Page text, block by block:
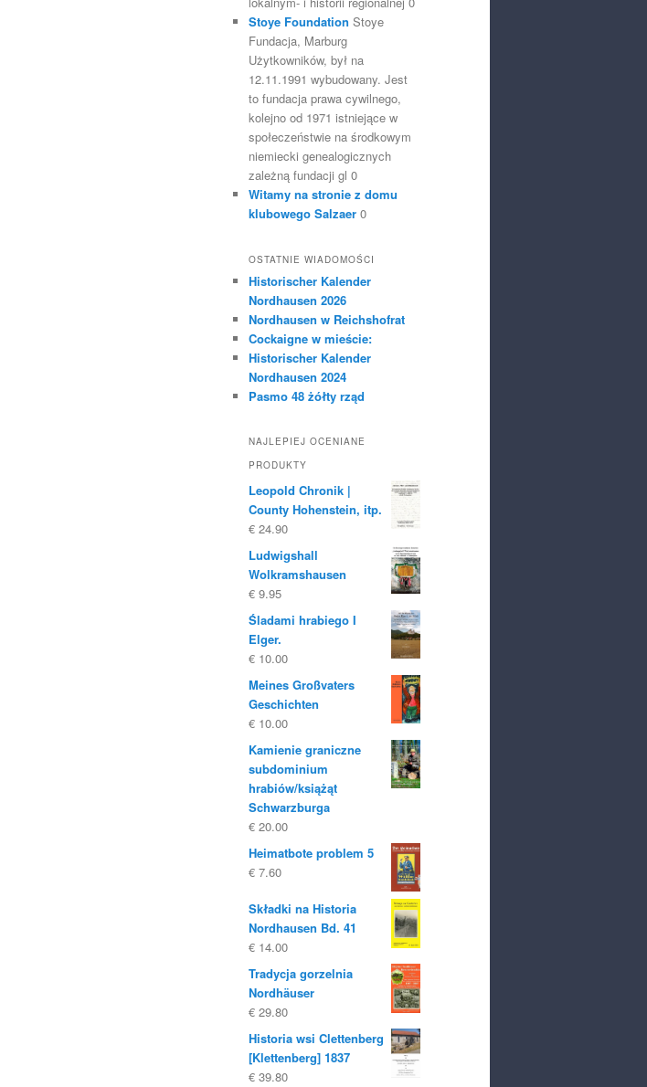
Stoye Foundation Stoye
Fundacja, Marburg
Użytkowników, był na
12.11.1991 wybudowany. Jest
to fundacja prawa cywilnego,
kolejno od 1971 istniejące w
społeczeństwie na środkowym
niemiecki genealogicznych
zależną fundacji gl 0
Witamy na stronie z domu
klubowego Salzaer 0
OSTATNIE WIADOMOŚCI
Historischer Kalender
Nordhausen 2026
Nordhausen w Reichshofrat
Cockaigne w mieście:
Historischer Kalender
Nordhausen 2024
Pasmo 48 żółty rząd
NAJLEPIEJ OCENIANE
PRODUKTY
Leopold Chronik |
County Hohenstein, itp.
€ 24.90
Ludwigshall
Wolkramshausen
€ 9.95
Śladami hrabiego I
Elger.
€ 10.00
Meines Großvaters
Geschichten
€ 10.00
Kamienie graniczne
subdominium
hrabiów/książąt
Schwarzburga
€ 20.00
Heimatbote problem 5
€ 7.60
Składki na Historia
Nordhausen Bd. 41
€ 14.00
Tradycja gorzelnia
Nordhäuser
€ 29.80
Historia wsi Clettenberg
[Klettenberg] 1837
€ 39.80